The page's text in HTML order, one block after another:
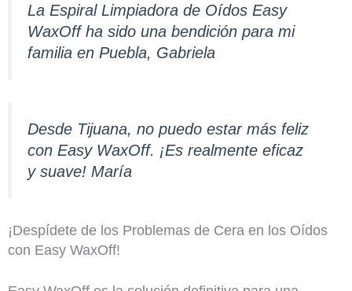
La Espiral Limpiadora de Oídos Easy
WaxOff ha sido una bendición para mi
familia en Puebla, Gabriela
Desde Tijuana, no puedo estar más feliz
con Easy WaxOff. ¡Es realmente eficaz
y suave! María
¡Despídete de los Problemas de Cera en los Oídos
con Easy WaxOff!